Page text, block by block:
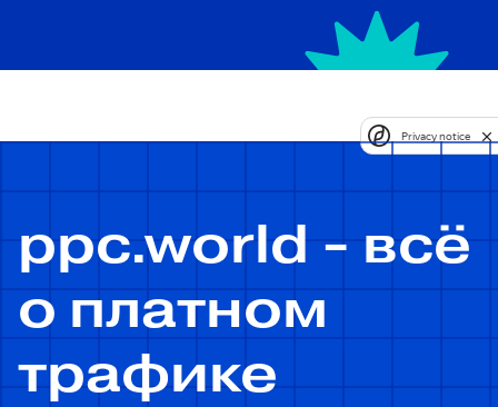
ppc.world - всё
о платном
трафике
Privacy notice